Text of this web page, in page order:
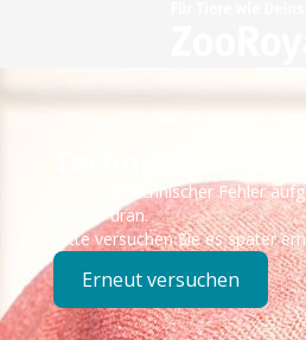
Technisches
Es ist ein technischer Fehler
bereits dran.
Bitte versuchen Sie es später
Erneut versuchen